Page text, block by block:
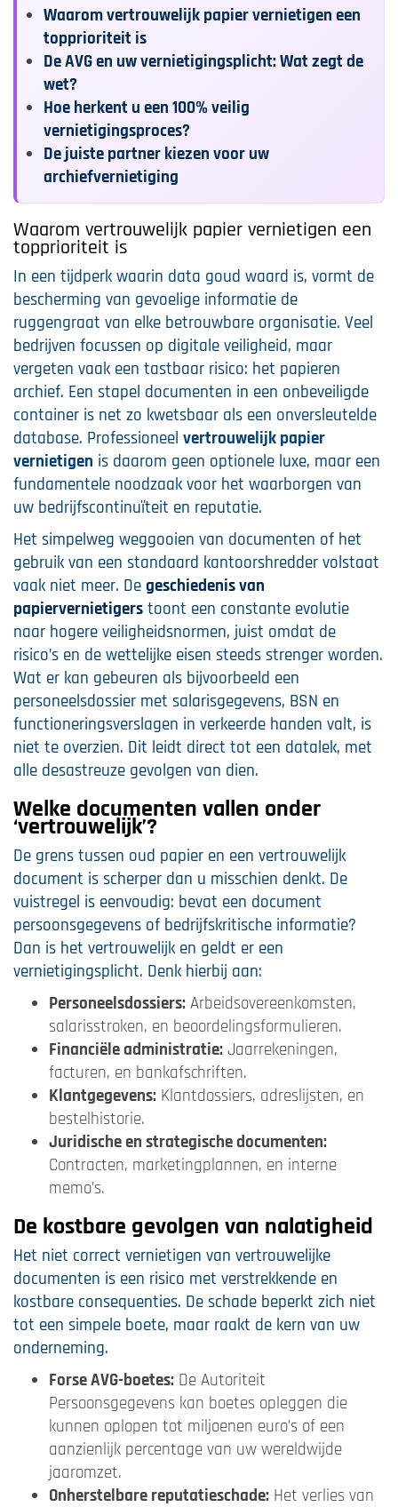
Waarom vertrouwelijk papier vernietigen een
topprioriteit is
De AVG en uw vernietigingsplicht: Wat zegt de
wet?
Hoe herkent u een 100% veilig
vernietigingsproces?
De juiste partner kiezen voor uw
archiefvernietiging
Waarom vertrouwelijk papier vernietigen een
topprioriteit is
In een tijdperk waarin data goud waard is, vormt de
bescherming van gevoelige informatie de
ruggengraat van elke betrouwbare organisatie. Veel
bedrijven focussen op digitale veiligheid, maar
vergeten vaak een tastbaar risico: het papieren
archief. Een stapel documenten in een onbeveiligde
container is net zo kwetsbaar als een onversleutelde
database. Professioneel vertrouwelijk papier
vernietigen is daarom geen optionele luxe, maar een
fundamentele noodzaak voor het waarborgen van
uw bedrijfscontinuïteit en reputatie.
Het simpelweg weggooien van documenten of het
gebruik van een standaard kantoorshredder volstaat
vaak niet meer. De geschiedenis van
papiervernietigers toont een constante evolutie
naar hogere veiligheidsnormen, juist omdat de
risico’s en de wettelijke eisen steeds strenger worden.
Wat er kan gebeuren als bijvoorbeeld een
personeelsdossier met salarisgegevens, BSN en
functioneringsverslagen in verkeerde handen valt, is
niet te overzien. Dit leidt direct tot een datalek, met
alle desastreuze gevolgen van dien.
Welke documenten vallen onder
‘vertrouwelijk’?
De grens tussen oud papier en een vertrouwelijk
document is scherper dan u misschien denkt. De
vuistregel is eenvoudig: bevat een document
persoonsgegevens of bedrijfskritische informatie?
Dan is het vertrouwelijk en geldt er een
vernietigingsplicht. Denk hierbij aan:
Personeelsdossiers: Arbeidsovereenkomsten,
salarisstroken, en beoordelingsformulieren.
Financiële administratie: Jaarrekeningen,
facturen, en bankafschriften.
Klantgegevens: Klantdossiers, adreslijsten, en
bestelhistorie.
Juridische en strategische documenten:
Contracten, marketingplannen, en interne
memo’s.
De kostbare gevolgen van nalatigheid
Het niet correct vernietigen van vertrouwelijke
documenten is een risico met verstrekkende en
kostbare consequenties. De schade beperkt zich niet
tot een simpele boete, maar raakt de kern van uw
onderneming.
Forse AVG-boetes: De Autoriteit
Persoonsgegevens kan boetes opleggen die
kunnen oplopen tot miljoenen euro’s of een
aanzienlijk percentage van uw wereldwijde
jaaromzet.
Onherstelbare reputatieschade: Het verlies van